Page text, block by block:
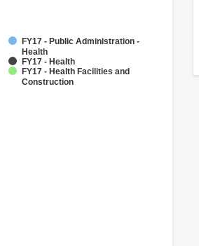
FY17 - Public Administration -
Health
FY17 - Health
FY17 - Health Facilities and
Construction